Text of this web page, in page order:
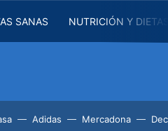
SANAS NUTRICIÓN Y
Adidas Mercadona